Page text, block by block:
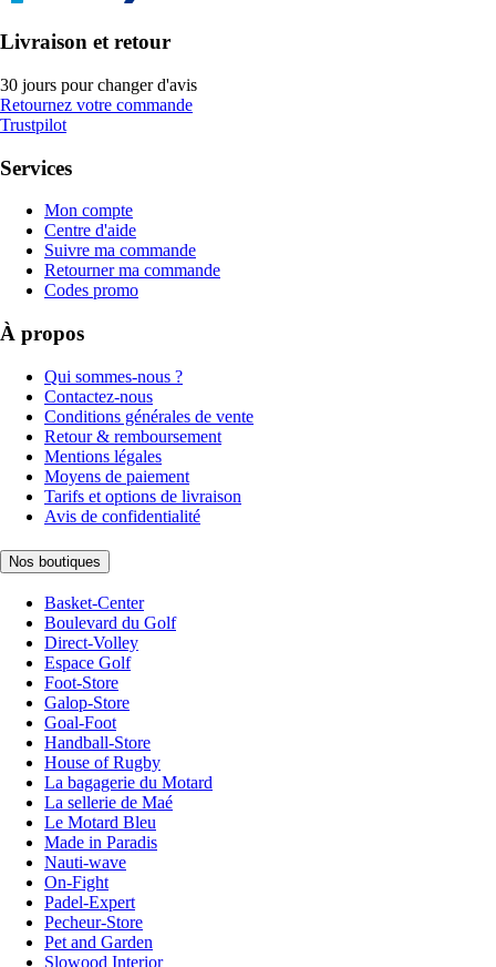
Livraison et retour
30 jours pour changer d'avis
Retournez votre commande
Trustpilot
Services
Mon compte
Centre d'aide
Suivre ma commande
Retourner ma commande
Codes promo
À propos
Qui sommes-nous ?
Contactez-nous
Conditions générales de vente
Retour & remboursement
Mentions légales
Moyens de paiement
Tarifs et options de livraison
Avis de confidentialité
Nos boutiques
Basket-Center
Boulevard du Golf
Direct-Volley
Espace Golf
Foot-Store
Galop-Store
Goal-Foot
Handball-Store
House of Rugby
La bagagerie du Motard
La sellerie de Maé
Le Motard Bleu
Made in Paradis
Nauti-wave
On-Fight
Padel-Expert
Pecheur-Store
Pet and Garden
Slowood Interior